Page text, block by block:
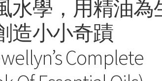
水學，用精油為
造小小奇蹟
Complete